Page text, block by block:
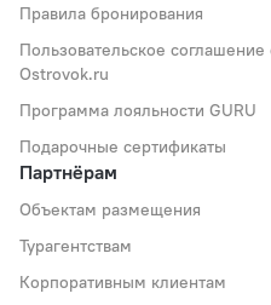
Правила бронирования
Пользовательское соглашение
Ostrovok.ru
Программа лояльности GURU
Подарочные сертификаты
Партнёрам
Объектам размещения
Турагентствам
Корпоративным клиентам